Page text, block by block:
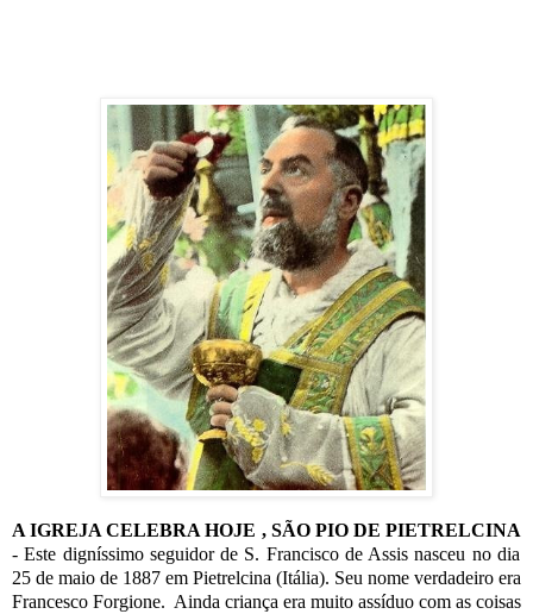
A IGREJA CELEBRA HOJE , SÃO PIO DE PIETRELCINA
- Este digníssimo seguidor de S. Francisco de Assis nasceu no dia
25 de maio de 1887 em Pietrelcina (Itália). Seu nome verdadeiro era
Francesco Forgione. Ainda criança era muito assíduo com as coisas